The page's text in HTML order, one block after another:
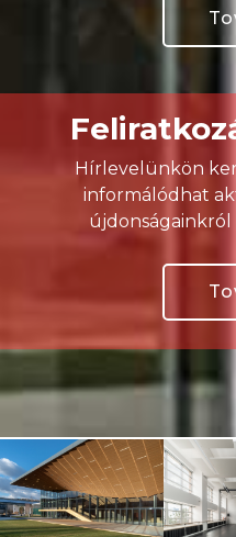
Hírlevelünkön
informálódhat
újdonságainkról